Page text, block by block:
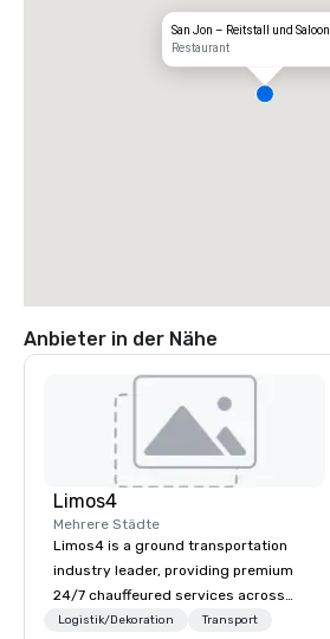
San Jon – Reitstall und Saloon
Restaurant
Anbieter in der Nähe
Limos4
Mehrere Städte
Limos4 is a ground transportation
industry leader, providing premium
24/7 chauffeured services across
200+ cities, 60+ countries and 250+
Logistik/Dekoration Transport